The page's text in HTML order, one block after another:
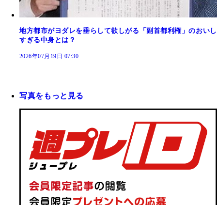
地方都市がヨダレを垂らして欲しがる「副首都利権」のおいし
すぎる中身とは？
2026年07月19日 07:30
写真をもっと見る